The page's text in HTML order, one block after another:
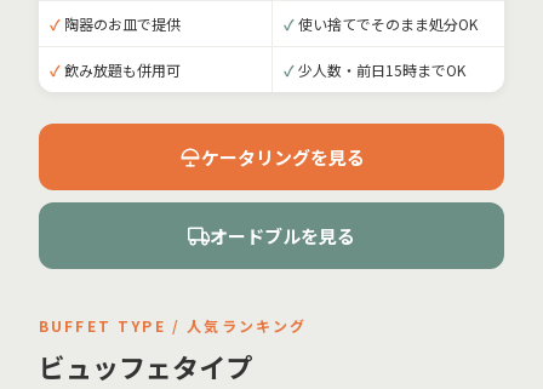
✓ 陶器のお皿で提供 ✓使い捨てでそのまま処分OK
✓飲み放題も併用可 ✓少人数・前日15時までOK
ケータリングを見る
オードブルを見る
BUFFET TYPE / 人気ランキング
ビュッフェタイプ